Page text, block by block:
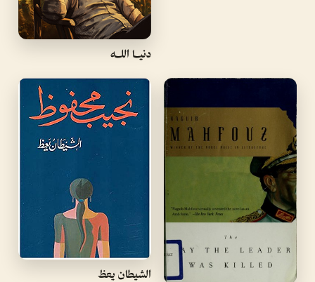
دنيــا اللــه
الشيطان يعظ